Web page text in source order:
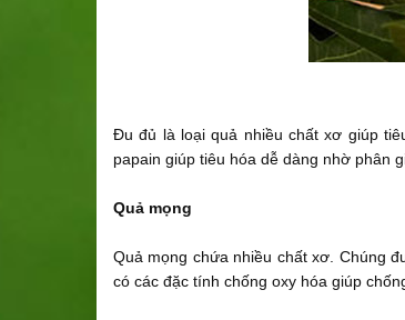
Đu đủ là loại quả nhiều chất xơ giúp
papain giúp tiêu hóa dễ dàng nhờ phân
Quả mọng
Quả mọng chứa nhiều chất xơ. Chúng
có các đặc tính chống oxy hóa giúp